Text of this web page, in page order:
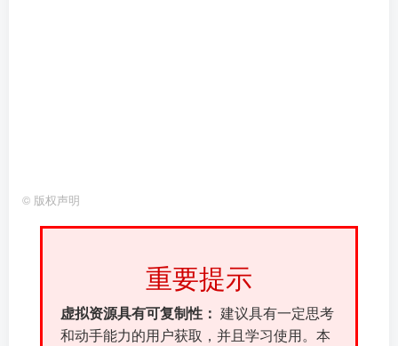
© 版权声明
重要提示
虚拟资源具有可复制性： 建议具有一定思考
和动手能力的用户获取，并且学习使用。本